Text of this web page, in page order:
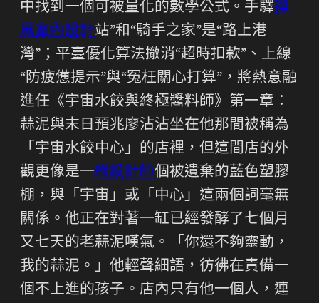
中找到一個可被量化的數學公式。手驛禪
風室內設計站”和“騎手之家”是“路上港
灣”；平臺優化算法撤消“超時扣款”、上線
“防疲憊提示”與“冤枉關心打算”，將熱意融
進任《宇宙水餃與終極醬料師》第一章：
蒜泥與末日預兆廖沾沾坐在他那間被稱為
「宇宙水餃中心」的店裡，但這間店的外
觀更像是一綠設計師個被遺棄的藍色塑膠
棚，與「宇宙」或「中心」這兩個詞毫無
關係。他正在對著一缸已經發酵了七個月
又七天的老蒜泥嘆氣。「你還不夠靈動，
我的蒜泥。」他輕聲細語，彷彿在責備一
個不上進的孩子。店內只有他一個人，連